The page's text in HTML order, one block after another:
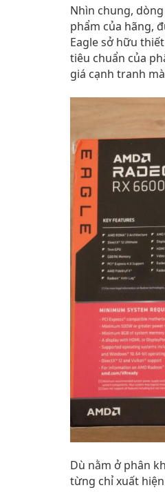
Nhìn chung,
phẩm của hãng,
Eagle sở hữu
tiêu chuẩn của
giá cạnh tranh
Dù nằm ở phân
từng chỉ xuất